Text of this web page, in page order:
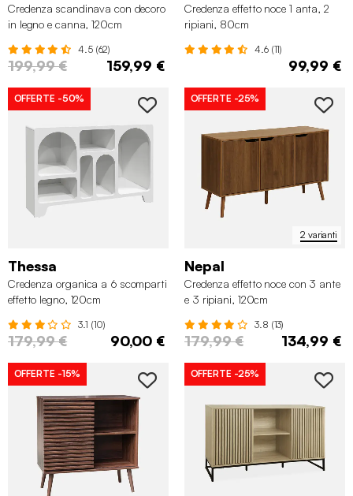
Credenza scandinava con decoro
in legno e canna, 120cm
4.5 (62)
199,99 € 159,99 €
Credenza effetto noce 1 anta, 2
ripiani, 80cm
4.6 (11)
99,99 €
OFFERTE -50%
Thessa
Credenza organica a 6 scomparti
effetto legno, 120cm
3.1 (10)
179,99 € 90,00 €
2 varianti
OFFERTE -25%
Nepal
Credenza effetto noce con 3 ante
e 3 ripiani, 120cm
3.8 (13)
179,99 € 134,99 €
OFFERTE -15% OFFERTE -25%